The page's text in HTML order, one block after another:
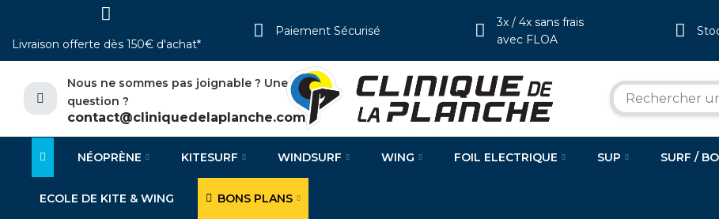
Livraison offerte dès 150€ d'achat*
Paiement Sécurisé
3x / 4x sans frais
avec FLOA
Nous ne sommes pas joignable ? Une
question ?
contact@cliniquedelaplanche.com
NÉOPRÈNE KITESURF WINDSURF WING FOIL ELECTRIQUE SUP SURF /
ECOLE DE KITE & WING BONS PLANS